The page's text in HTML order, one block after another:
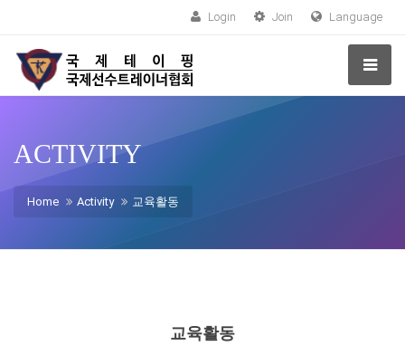
Login Join Language
ACTIVITY
Home Activity 교육활동
교육활동